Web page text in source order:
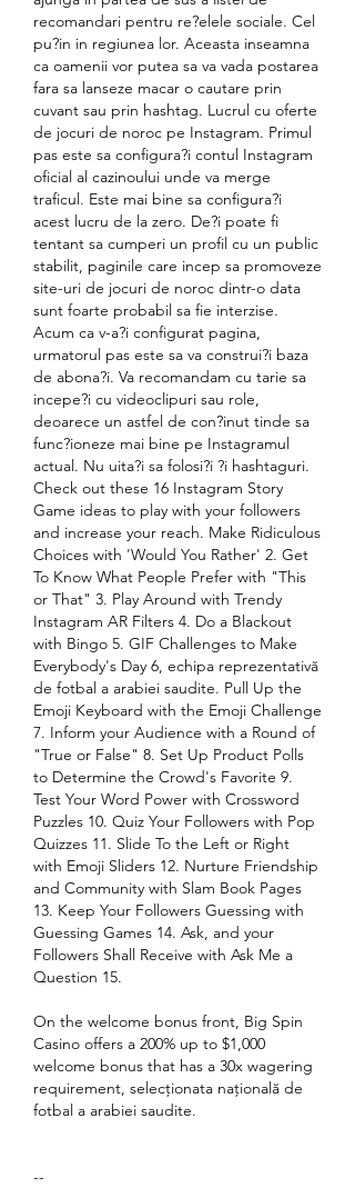
recomandari pentru re?elele sociale. Cel
pu?in in regiunea lor. Aceasta inseamna
ca oamenii vor putea sa va vada postarea
fara sa lanseze macar o cautare prin
cuvant sau prin hashtag. Lucrul cu oferte
de jocuri de noroc pe Instagram. Primul
pas este sa configura?i contul Instagram
oficial al cazinoului unde va merge
traficul. Este mai bine sa configura?i
acest lucru de la zero. De?i poate fi
tentant sa cumperi un profil cu un public
stabilit, paginile care incep sa promoveze
site-uri de jocuri de noroc dintr-o data
sunt foarte probabil sa fie interzise.
Acum ca v-a?i configurat pagina,
urmatorul pas este sa va construi?i baza
de abona?i. Va recomandam cu tarie sa
incepe?i cu videoclipuri sau role,
deoarece un astfel de con?inut tinde sa
func?ioneze mai bine pe Instagramul
actual. Nu uita?i sa folosi?i ?i hashtaguri.
Check out these 16 Instagram Story
Game ideas to play with your followers
and increase your reach. Make Ridiculous
Choices with 'Would You Rather' 2. Get
To Know What People Prefer with "This
or That" 3. Play Around with Trendy
Instagram AR Filters 4. Do a Blackout
with Bingo 5. GIF Challenges to Make
Everybody's Day 6, echipa reprezentativă
de fotbal a arabiei saudite. Pull Up the
Emoji Keyboard with the Emoji Challenge
7. Inform your Audience with a Round of
"True or False" 8. Set Up Product Polls
to Determine the Crowd's Favorite 9.
Test Your Word Power with Crossword
Puzzles 10. Quiz Your Followers with Pop
Quizzes 11. Slide To the Left or Right
with Emoji Sliders 12. Nurture Friendship
and Community with Slam Book Pages
13. Keep Your Followers Guessing with
Guessing Games 14. Ask, and your
Followers Shall Receive with Ask Me a
Question 15.
On the welcome bonus front, Big Spin
Casino offers a 200% up to $1,000
welcome bonus that has a 30x wagering
requirement, selecționata națională de
fotbal a arabiei saudite.
--